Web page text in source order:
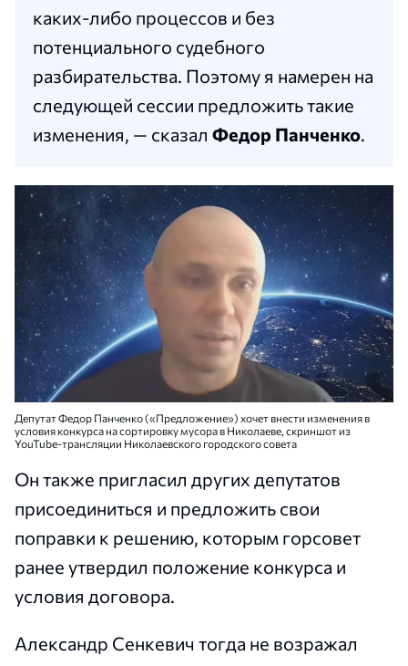
каких-либо процессов и без
потенциального судебного
разбирательства. Поэтому я намерен на
следующей сессии предложить такие
изменения, — сказал Федор Панченко.
Депутат Федор Панченко («Предложение») хочет внести изменения в
условия конкурса на сортировку мусора в Николаеве, скриншот из
YouTube-трансляции Николаевского городского совета
Он также пригласил других депутатов
присоединиться и предложить свои
поправки к решению, которым горсовет
ранее утвердил положение конкурса и
условия договора.
Александр Сенкевич тогда не возражал